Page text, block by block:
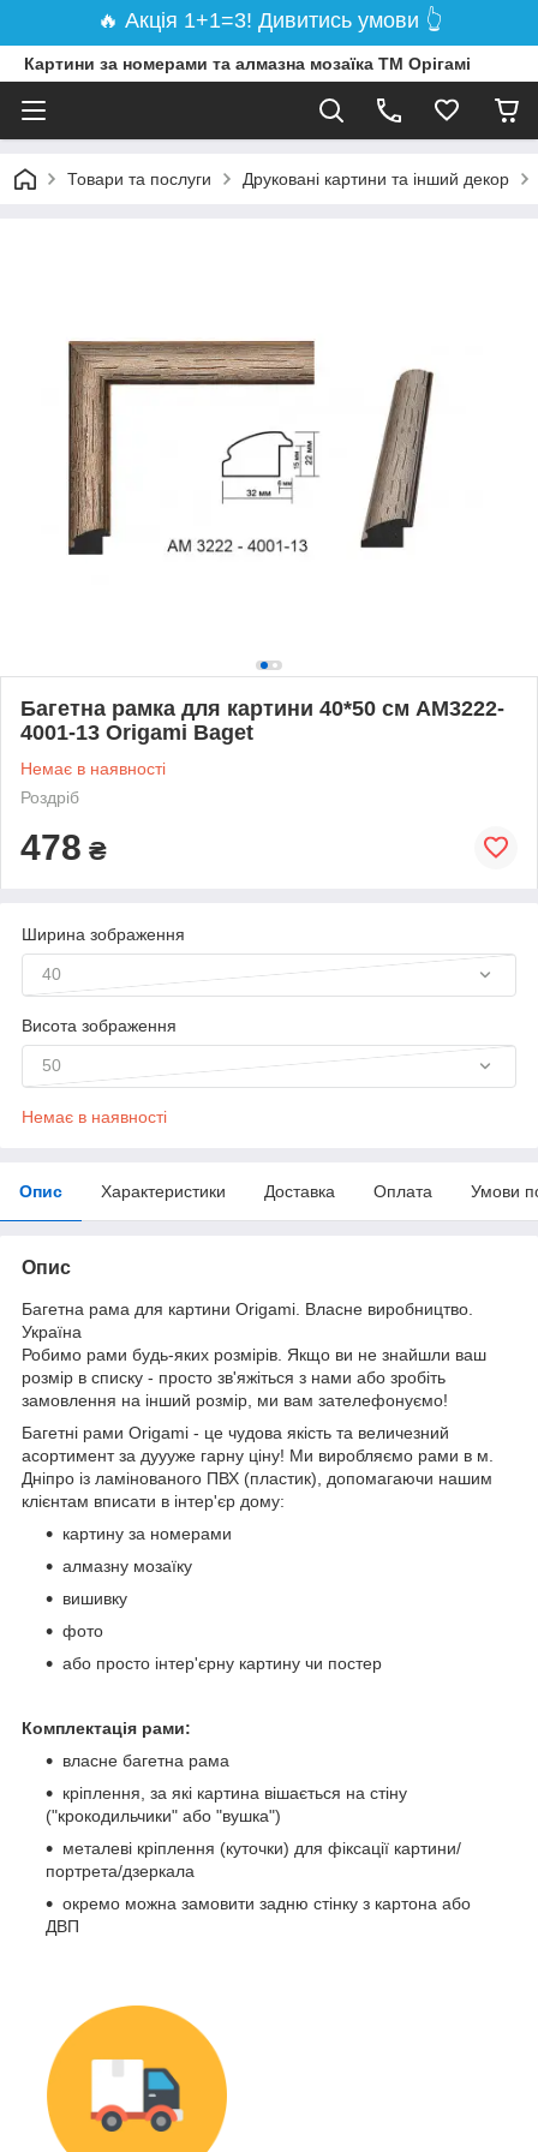
🔥 Акція 1+1=3! Дивитись умови 👆
Картини за номерами та алмазна мозаїка ТМ Орігамі
Товари та послуги Друковані картини та інший декор
Багетна рамка для картини 40*50 см AM3222-
4001-13 Origami Baget
Немає в наявності
Роздріб
478 ₴
Ширина зображення
40
Висота зображення
50
Немає в наявності
Опис Характеристики Доставка Оплата Умови
Опис
Багетна рама для картини Origami. Власне виробництво.
Україна
Робимо рами будь-яких розмірів. Якщо ви не знайшли ваш
розмір в списку - просто зв'яжіться з нами або зробіть
замовлення на інший розмір, ми вам зателефонуємо!
Багетні рами Origami - це чудова якість та величезний
асортимент за дуууже гарну ціну! Ми виробляємо рами в м.
Дніпро із ламінованого ПВХ (пластик), допомагаючи нашим
клієнтам вписати в інтер'єр дому:
картину за номерами
алмазну мозаїку
вишивку
фото
або просто інтер'єрну картину чи постер
Комплектація рами:
власне багетна рама
кріплення, за які картина вішається на стіну
("крокодильчики" або "вушка")
металеві кріплення (куточки) для фіксації картини/
портрета/дзеркала
окремо можна замовити задню стінку з картона або
ДВП